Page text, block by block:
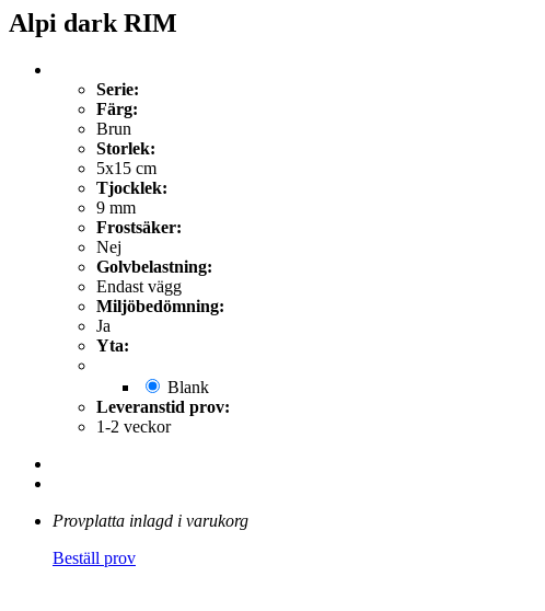
Alpi dark RIM
Serie:
Färg:
Brun
Storlek:
5x15 cm
Tjocklek:
9 mm
Frostsäker:
Nej
Golvbelastning:
Endast vägg
Miljöbedömning:
Ja
Yta:
Blank
Leveranstid prov:
1-2 veckor
Provplatta inlagd i varukorg
Beställ prov